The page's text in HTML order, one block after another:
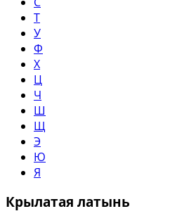
Т
У
Ф
Х
Ц
Ч
Ш
Щ
Э
Ю
Я
Крылатая латынь